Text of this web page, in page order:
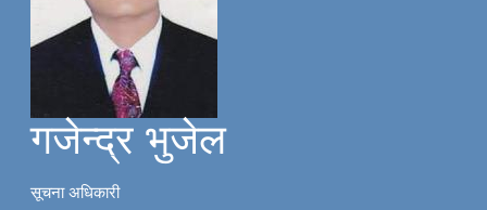
गजेन्द्र भुजेल
सूचना अधिकारी